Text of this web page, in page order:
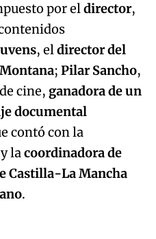
por eldirector,
, eldirector del
; Pilar Sancho,
cine, ganadora de un
documental
contó con la
lacoordinadora de
Castilla-La Mancha
.